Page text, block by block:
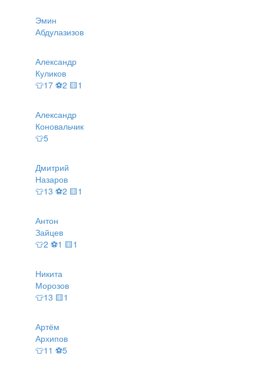
Эмин
Абдулазизов
Александр
Куликов
👕17 ⚽2 🟨1
Александр
Коновальчик
👕5
Дмитрий
Назаров
👕13 ⚽2 🟨1
Антон
Зайцев
👕2 ⚽1 🟨1
Никита
Морозов
👕13 🟨1
Артём
Архипов
👕11 ⚽5